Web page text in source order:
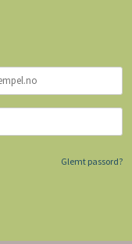
Glemt passord?